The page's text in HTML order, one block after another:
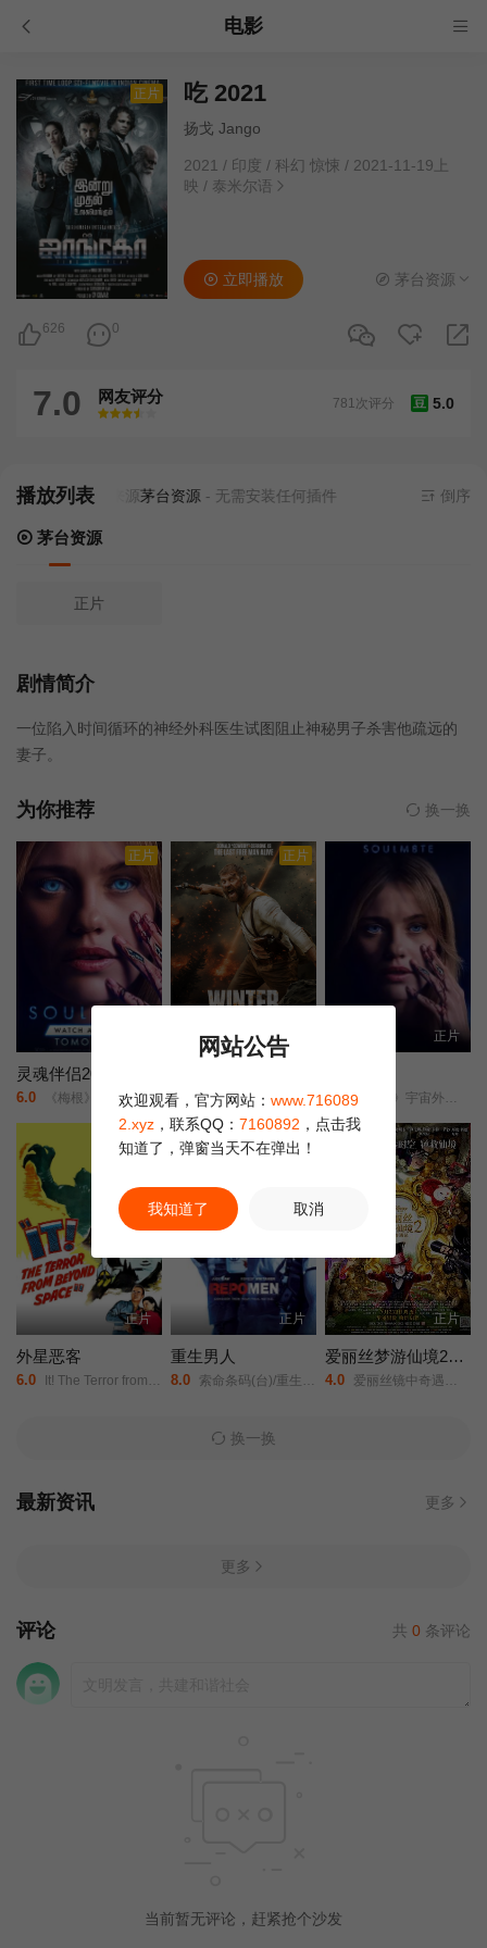
电影
正片 吃 2021
扬戈 Jango
2021 / 印度 / 科幻 惊悚 / 2021-11-19上
映 / 泰米尔语
626 0
立即播放 茅台资源
7.0 网友评分
很差
较差还行推荐力荐
豆 5.0
781次评分
播放列表
当前资源来源 茅台资源- 无需安装任何插件 倒序
茅台资源
正片
剧情简介
一位陷入时间循环的神经外科医生试图阻止神秘男子杀害他疏远的
妻子。
为你推荐 换一换
正片
灵魂伴侣2026
6.0 《梅根》宇宙外传/夺魂伴侣/
正片
正片
2.0 Winter: Battleground/
正片
1.0 《梅根》宇宙外传/夺魂伴侣/
正片
正片
外星恶客
6.0 It! The Terror from Beyond Space/
正片
重生男人
8.0 索命条码(台)/重生曼波/回收人/追讨人/Repossession Men/
正片
爱丽丝梦游仙境2：镜中奇遇记
4.0 爱丽丝镜中奇遇记/爱丽丝梦游仙境2：穿越魔镜(港)/魔境梦游：时光怪客(台)/Alice in Wonderland: Through the Looking Glass/
换一换
最新资讯 更多
更多
评论 共 0 条评论
当前暂无评论，赶紧抢个沙发
网站公告
欢迎观看，官方网站： www.716089
2.xyz ，联系QQ： 7160892 ，点击我
知道了，弹窗当天不在弹出！
我知道了 取消